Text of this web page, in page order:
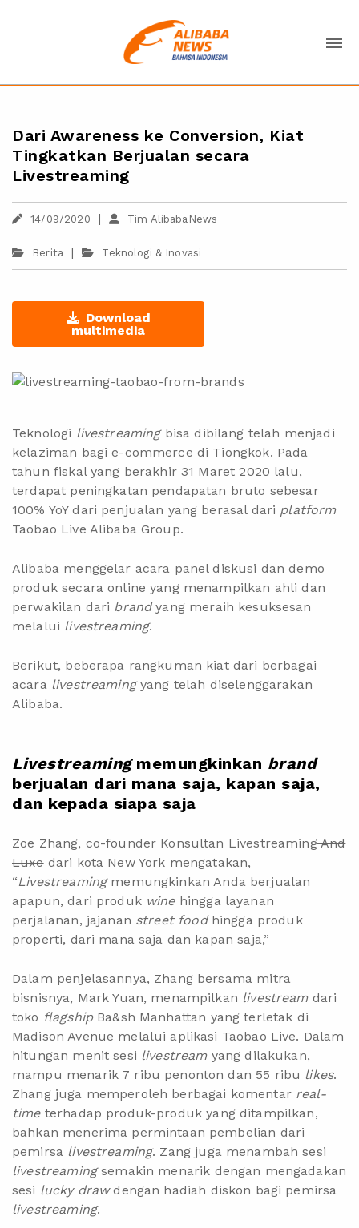
Dari Awareness ke Conversion, Kiat
Tingkatkan Berjualan secara
Livestreaming
14/09/2020 | Tim AlibabaNews
Berita | Teknologi & Inovasi
Download
multimedia
Teknologi livestreamingbisa dibilang telah menjadi
kelaziman bagi e-commerce di Tiongkok. Pada
tahun fiskal yang berakhir 31 Maret 2020 lalu,
terdapat peningkatan pendapatan bruto sebesar
100% YoY dari penjualan yang berasal dari platform
Taobao Live Alibaba Group.
Alibaba menggelar acara panel diskusi dan demo
produk secara online yang menampilkan ahli dan
perwakilan dari brandyang meraih kesuksesan
melalui livestreaming.
Berikut, beberapa rangkuman kiat dari berbagai
acara livestreamingyang telah diselenggarakan
Alibaba.
Livestreamingmemungkinkan brand
berjualan dari mana saja, kapan saja,
dan kepada siapa saja
Zoe Zhang, co-founder Konsultan LivestreamingAnd
Luxedari kota New York mengatakan,
“Livestreamingmemungkinkan Anda berjualan
apapun, dari produk wine hingga layanan
perjalanan, jajanan street foodhingga produk
properti, dari mana saja dan kapan saja,”
Dalam penjelasannya, Zhang bersama mitra
bisnisnya, Mark Yuan, menampilkan livestreamdari
toko flagshipBa&sh Manhattan yang terletak di
Madison Avenue melalui aplikasi Taobao Live. Dalam
hitungan menit sesi livestreamyang dilakukan,
mampu menarik 7 ribu penonton dan 55 ribu likes.
Zhang juga memperoleh berbagai komentar real-
timeterhadap produk-produk yang ditampilkan,
bahkan menerima permintaan pembelian dari
pemirsa livestreaming. Zang juga menambah sesi
livestreamingsemakin menarik dengan mengadakan
sesi lucky drawdengan hadiah diskon bagi pemirsa
livestreaming.